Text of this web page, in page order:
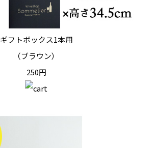
ギフトボックス1本用
（ブラウン）
250円